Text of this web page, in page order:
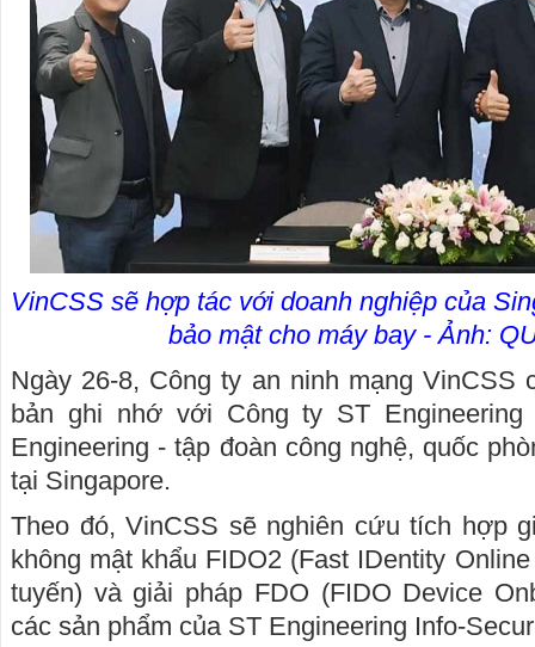
VinCSS sẽ hợp tác với doanh nghiệp của
bảo mật cho máy bay - Ảnh:
Ngày 26-8, Công ty an ninh mạng VinCSS
bản ghi nhớ với Công ty ST Engineering
Engineering - tập đoàn công nghệ, quốc
tại Singapore.
Theo đó, VinCSS sẽ nghiên cứu tích hợp
không mật khẩu FIDO2 (Fast IDentity
tuyến) và giải pháp FDO (FIDO Device
các sản phẩm của ST Engineering Info-